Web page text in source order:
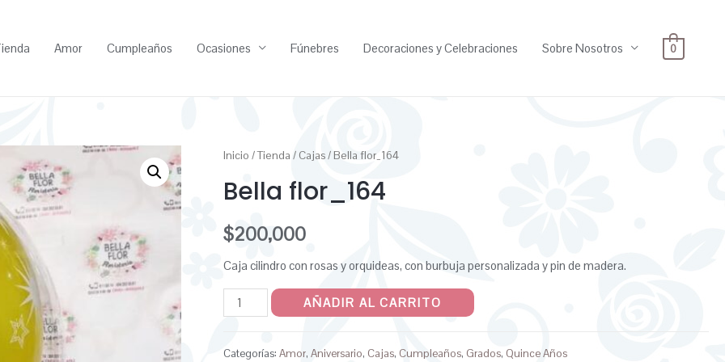
Amor Cumpleaños Ocasiones Fúnebres Decoraciones y Celebraciones Sobre Nosotros 0
Inicio /Tienda / Cajas/ Bella flor_164
Bella flor_164
$200,000
Caja cilindro con rosas y orquideas, con burbuja personalizada y pin de madera.
AÑADIR AL CARRITO
Categorías:Amor,Aniversario, Cajas, Cumpleaños, Grados, Quince Años